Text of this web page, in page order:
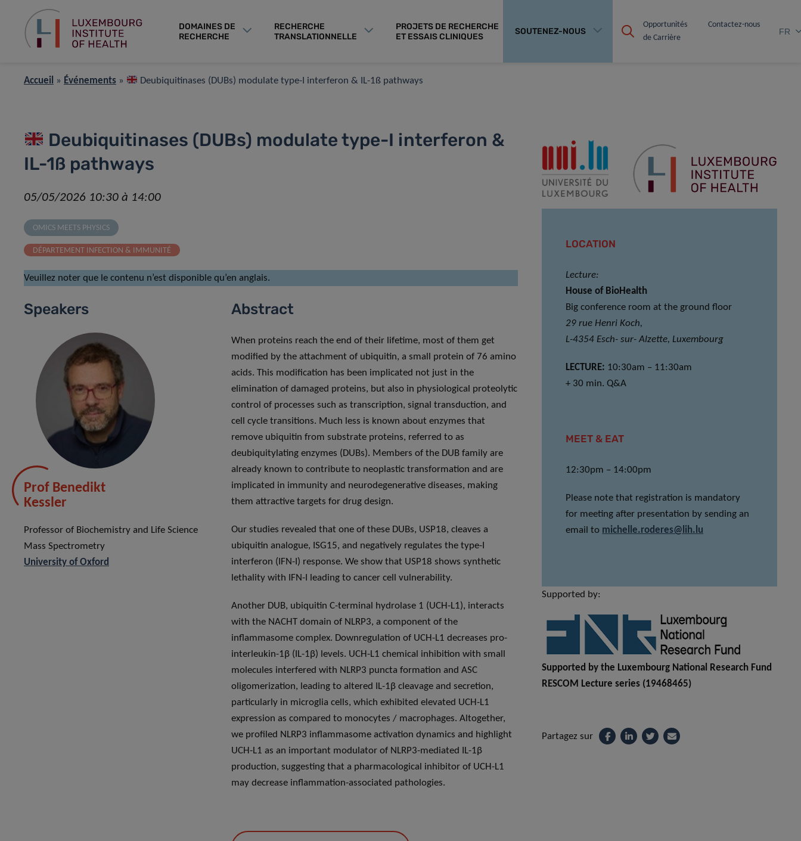
DOMAINES DE
RECHERCHE
RECHERCHE
TRANSLATIONNELLE
PROJETS DE RECHERCHE
ET ESSAIS CLINIQUES
SOUTENEZ-NOUS
Opportunités
de Carrière
Contactez-nous
FR
Accueil » Événements » Deubiquitinases (DUBs) modulate type-I interferon & IL-1ß pathways
Deubiquitinases (DUBs) modulate type-I interferon &
IL-1ß pathways
05/05/2026 10:30 à 14:00
OMICS MEETS PHYSICS
DÉPARTEMENT INFECTION & IMMUNITÉ
Veuillez noter que le contenu n’est disponible qu’en anglais.
Speakers
Prof Benedikt
Kessler
Professor of Biochemistry and Life Science
Mass Spectrometry
University of Oxford
Abstract
When proteins reach the end of their lifetime, most of them get
modified by the attachment of ubiquitin, a small protein of 76 amino
acids. This modification has been implicated not just in the
elimination of damaged proteins, but also in physiological proteolytic
control of processes such as transcription, signal transduction, and
cell cycle transitions. Much less is known about enzymes that
remove ubiquitin from substrate proteins, referred to as
deubiquitylating enzymes (DUBs). Members of the DUB family are
already known to contribute to neoplastic transformation and are
implicated in immunity and neurodegenerative diseases, making
them attractive targets for drug design.
Our studies revealed that one of these DUBs, USP18, cleaves a
ubiquitin analogue, ISG15, and negatively regulates the type-I
interferon (IFN-I) response. We show that USP18 shows synthetic
lethality with IFN-I leading to cancer cell vulnerability.
Another DUB, ubiquitin C-terminal hydrolase 1 (UCH-L1), interacts
with the NACHT domain of NLRP3, a component of the
inflammasome complex. Downregulation of UCH-L1 decreases pro-
interleukin-1β (IL-1β) levels. UCH-L1 chemical inhibition with small
molecules interfered with NLRP3 puncta formation and ASC
oligomerization, leading to altered IL-1β cleavage and secretion,
particularly in microglia cells, which exhibited elevated UCH-L1
expression as compared to monocytes / macrophages. Altogether,
we profiled NLRP3 inflammasome activation dynamics and highlight
UCH-L1 as an important modulator of NLRP3-mediated IL-1β
production, suggesting that a pharmacological inhibitor of UCH-L1
may decrease inflammation-associated pathologies.
LOCATION
Lecture:
House of BioHealth
Big conference room at the ground floor
29 rue Henri Koch,
L-4354 Esch- sur- Alzette, Luxembourg
LECTURE: 10:30am – 11:30am
+ 30 min. Q&A
MEET & EAT
12:30pm – 14:00pm
Please note that registration is mandatory
for meeting after presentation by sending an
email to michelle.roderes@lih.lu
Supported by:
Supported by the Luxembourg National Research Fund
RESCOM Lecture series (19468465)
Partagez sur